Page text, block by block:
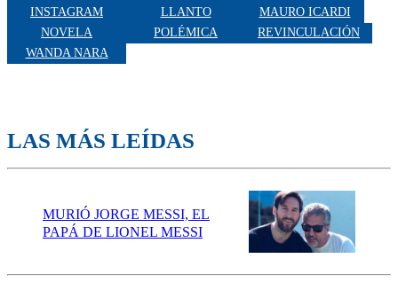
INSTAGRAM
LLANTO
MAURO ICARDI
NOVELA
POLÉMICA
REVINCULACIÓN
WANDA NARA
LAS MÁS LEÍDAS
MURIÓ JORGE MESSI, EL
PAPÁ DE LIONEL MESSI